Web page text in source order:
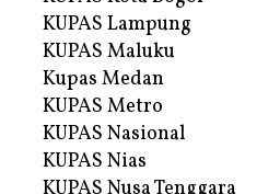
KUPAS Lampung
KUPAS Maluku
Kupas Medan
KUPAS Metro
KUPAS Nasional
KUPAS Nias